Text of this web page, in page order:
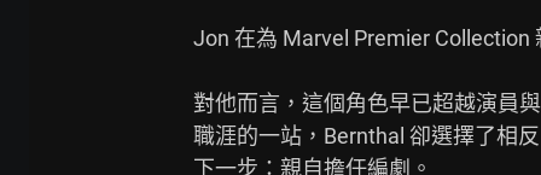
Jon 在為 Marvel Premier Collection
對他而言，這個角色早已超越演員
職涯的一站，Bernthal 卻選擇了相
下一步：親自擔任編劇。